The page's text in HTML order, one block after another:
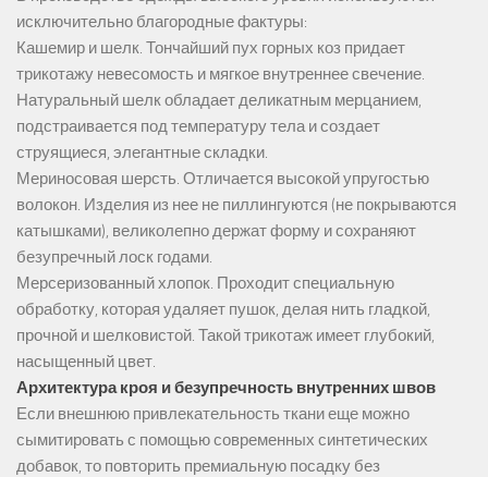
исключительно благородные фактуры:
Кашемир и шелк. Тончайший пух горных коз придает
трикотажу невесомость и мягкое внутреннее свечение.
Натуральный шелк обладает деликатным мерцанием,
подстраивается под температуру тела и создает
струящиеся, элегантные складки.
Мериносовая шерсть. Отличается высокой упругостью
волокон. Изделия из нее не пиллингуются (не покрываются
катышками), великолепно держат форму и сохраняют
безупречный лоск годами.
Мерсеризованный хлопок. Проходит специальную
обработку, которая удаляет пушок, делая нить гладкой,
прочной и шелковистой. Такой трикотаж имеет глубокий,
насыщенный цвет.
Архитектура кроя и безупречность внутренних швов
Если внешнюю привлекательность ткани еще можно
сымитировать с помощью современных синтетических
добавок, то повторить премиальную посадку без